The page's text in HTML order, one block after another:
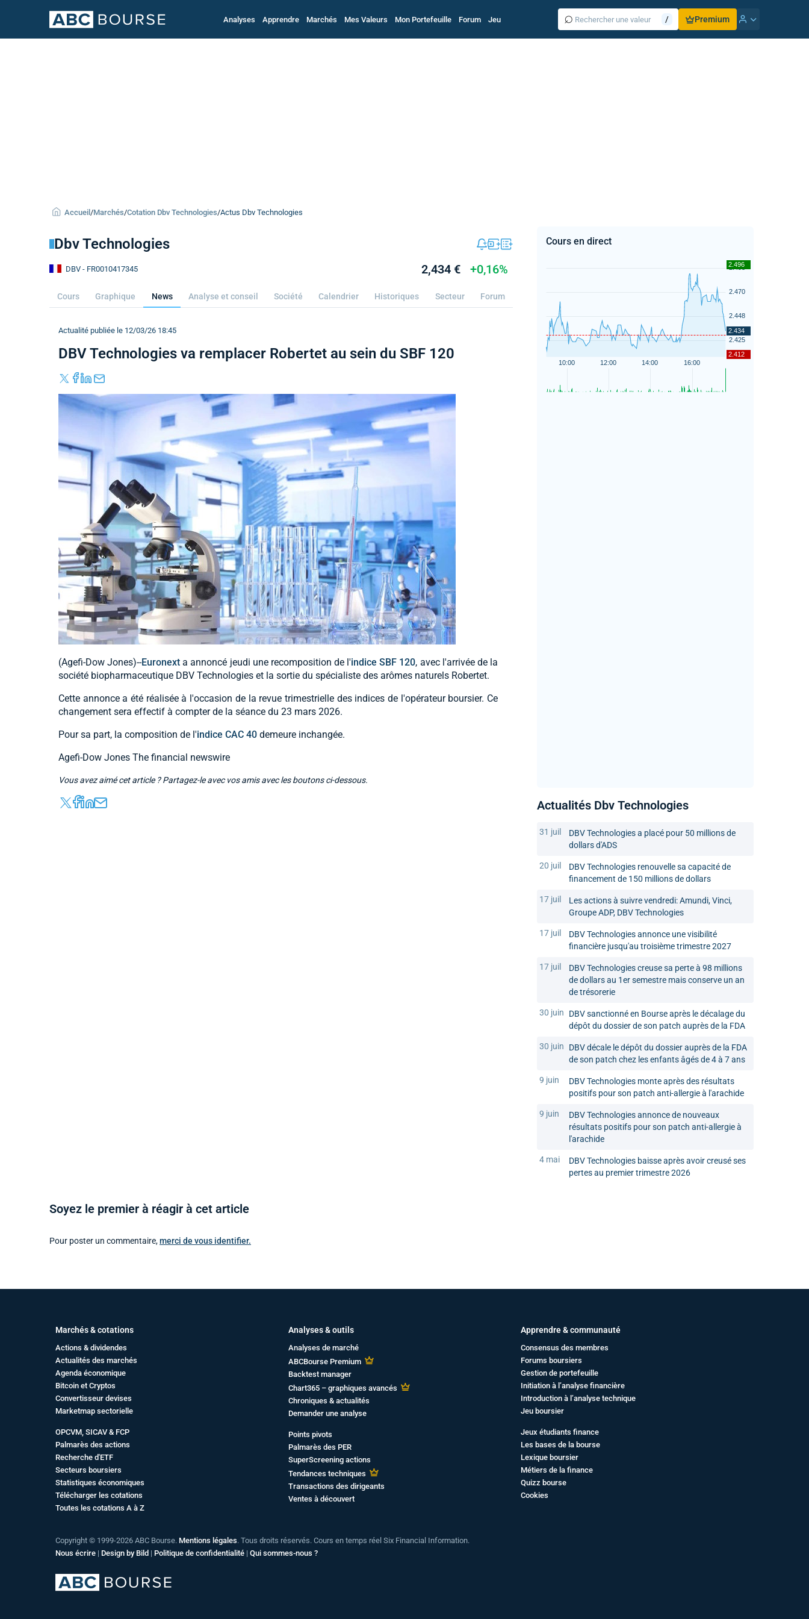
Analyses Apprendre Marchés Mes Valeurs Mon Portefeuille Forum Jeu ⌕ / Premium
Accueil /Marchés/Cotation Dbv Technologies/Actus Dbv Technologies
Dbv Technologies
DBV - FR0010417345 2,434 € +0,16%
Cours Graphique News Analyse et conseil Société Calendrier Historiques Secteur Forum
Actualité publiée le 12/03/26 18:45
DBV Technologies va remplacer Robertet au sein du SBF 120
(Agefi-Dow Jones)--Euronext a annoncé jeudi une recomposition de l'indice SBF 120, avec l'arrivée de la
société biopharmaceutique DBV Technologies et la sortie du spécialiste des arômes naturels Robertet.
Cette annonce a été réalisée à l'occasion de la revue trimestrielle des indices de l'opérateur boursier. Ce
changement sera effectif à compter de la séance du 23 mars 2026.
Pour sa part, la composition de l'indice CAC 40 demeure inchangée.
Agefi-Dow Jones The financial newswire
Vous avez aimé cet article ? Partagez-le avec vos amis avec les boutons ci-dessous.
Cours en direct
Actualités Dbv Technologies
31 juil
DBV Technologies a placé pour 50 millions de
dollars d'ADS
20 juil
DBV Technologies renouvelle sa capacité de
financement de 150 millions de dollars
17 juil
Les actions à suivre vendredi: Amundi, Vinci,
Groupe ADP, DBV Technologies
17 juil
DBV Technologies annonce une visibilité
financière jusqu'au troisième trimestre 2027
17 juil
DBV Technologies creuse sa perte à 98 millions
de dollars au 1er semestre mais conserve un an
de trésorerie
30 juin
DBV sanctionné en Bourse après le décalage du
dépôt du dossier de son patch auprès de la FDA
30 juin
DBV décale le dépôt du dossier auprès de la FDA
de son patch chez les enfants âgés de 4 à 7 ans
9 juin
DBV Technologies monte après des résultats
positifs pour son patch anti-allergie à l'arachide
9 juin
DBV Technologies annonce de nouveaux
résultats positifs pour son patch anti-allergie à
l'arachide
4 mai
DBV Technologies baisse après avoir creusé ses
pertes au premier trimestre 2026
Soyez le premier à réagir à cet article
Pour poster un commentaire,merci de vous identifier.
Marchés & cotations
Actions & dividendes
Actualités des marchés
Agenda économique
Bitcoin et Cryptos
Convertisseur devises
Marketmap sectorielle
OPCVM, SICAV & FCP
Palmarès des actions
Recherche d'ETF
Secteurs boursiers
Statistiques économiques
Télécharger les cotations
Toutes les cotations A à Z
Analyses & outils
Analyses de marché
ABCBourse Premium
Backtest manager
Chart365 – graphiques avancés
Chroniques & actualités
Demander une analyse
Points pivots
Palmarès des PER
SuperScreening actions
Tendances techniques
Transactions des dirigeants
Ventes à découvert
Apprendre & communauté
Consensus des membres
Forums boursiers
Gestion de portefeuille
Initiation à l’analyse financière
Introduction à l’analyse technique
Jeu boursier
Jeux étudiants finance
Les bases de la bourse
Lexique boursier
Métiers de la finance
Quizz bourse
Cookies
Copyright © 1999-2026 ABC Bourse. Mentions légales. Tous droits réservés. Cours en temps réel Six Financial Information.
Nous écrire | Design by Bild | Politique de confidentialité | Qui sommes-nous ?